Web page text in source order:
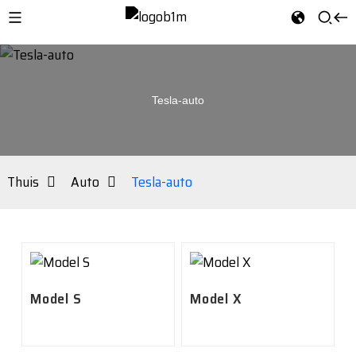
Tesla-auto
Thuis Auto Tesla-auto
Model S Model X